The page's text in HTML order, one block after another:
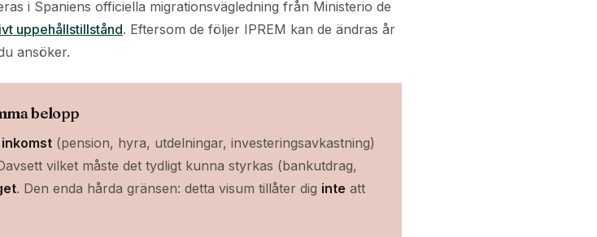
i Spaniens officiella migrationsvägledning från Ministerio de
uppehållstillstånd. Eftersom de följer IPREM kan de ändras år
ansöker.
belopp
(pension, hyra, utdelningar, investeringsavkastning)
vilket måste det tydligt kunna styrkas (bankutdrag,
. Den enda hårda gränsen: detta visum tillåter dig inte att